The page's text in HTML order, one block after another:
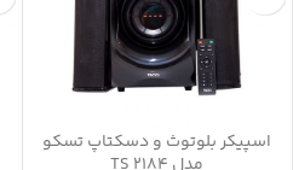
اسپیکر بلوتوث و دسکتاپ تسکو